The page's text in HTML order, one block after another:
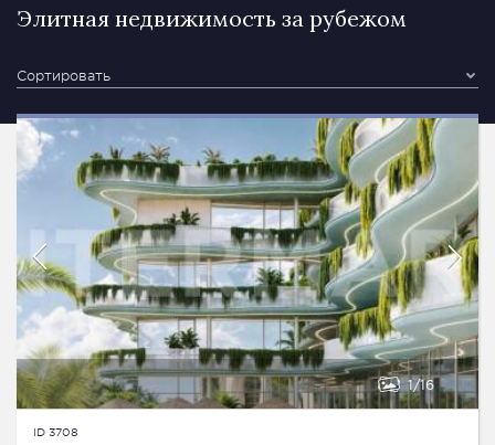
Элитная недвижимость за рубежом
Сортировать
1 16
ID 3708